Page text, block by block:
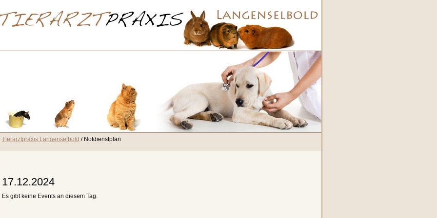
Tierarztpraxis Langenselbold Notdienstplan
17.12.2024
Es gibt keine Events an diesem Tag.